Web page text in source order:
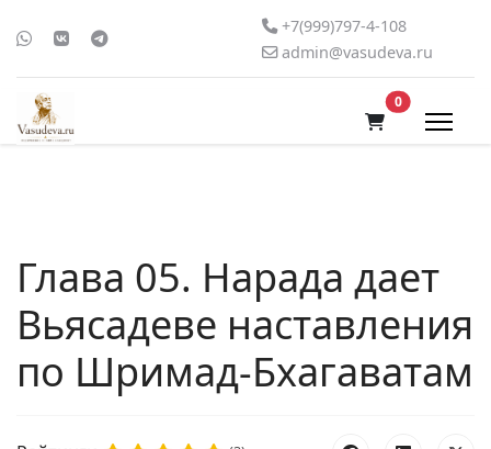
+7(999)797-4-108
admin@vasudeva.ru
0В корзину
Глава 05. Нарада дает
Вьясадеве наставления
по Шримад-Бхагаватам